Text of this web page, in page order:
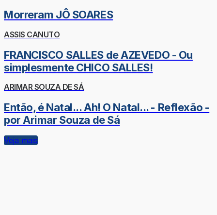
Morreram JÔ SOARES
ASSIS CANUTO
FRANCISCO SALLES de AZEVEDO - Ou
simplesmente CHICO SALLES!
ARIMAR SOUZA DE SÁ
Então, é Natal... Ah! O Natal... - Reflexão -
por Arimar Souza de Sá
Veja mais